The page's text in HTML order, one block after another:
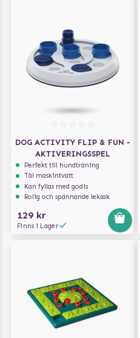
DOG ACTIVITY FLIP & FUN -
AKTIVERINGSSPEL
Perfekt till hundträning
Tål maskintvätt
Kan fyllas med godis
Rolig och spännande leksak
129 kr
Finns i Lager